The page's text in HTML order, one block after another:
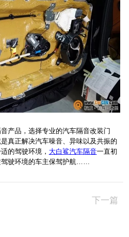
产品，选择专业的汽车隔音改装门
真正解决汽车噪音、异味以及共振的
的驾驶环境， 大白鲨汽车隔音一直初
驶环境的车主保驾护航……
下一篇